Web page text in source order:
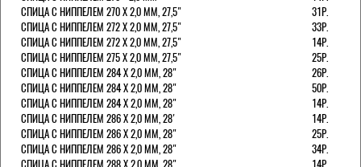
СПИЦА С НИППЕЛЕМ 270 Х 2,0 ММ, 27,5"
31Р.
СПИЦА С НИППЕЛЕМ 272 Х 2,0 ММ, 27,5"
33Р.
СПИЦА С НИППЕЛЕМ 272 Х 2,0 ММ, 27,5"
14Р.
СПИЦА С НИППЕЛЕМ 275 Х 2,0 ММ, 27,5"
25Р.
СПИЦА С НИППЕЛЕМ 284 Х 2,0 ММ, 28"
26Р.
СПИЦА С НИППЕЛЕМ 284 Х 2,0 ММ, 28"
50Р.
СПИЦА С НИППЕЛЕМ 284 Х 2,0 ММ, 28"
14Р.
СПИЦА С НИППЕЛЕМ 286 Х 2,0 ММ, 28'
14Р.
СПИЦА С НИППЕЛЕМ 286 Х 2,0 ММ, 28"
25Р.
СПИЦА С НИППЕЛЕМ 286 Х 2,0 ММ, 28"
34Р.
СПИЦА С НИППЕЛЕМ 288 Х 2,0 ММ, 28"
14Р.